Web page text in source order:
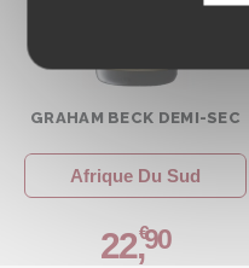
GRAHAM BECK DEMI-SEC
Afrique Du Sud
22
,€90